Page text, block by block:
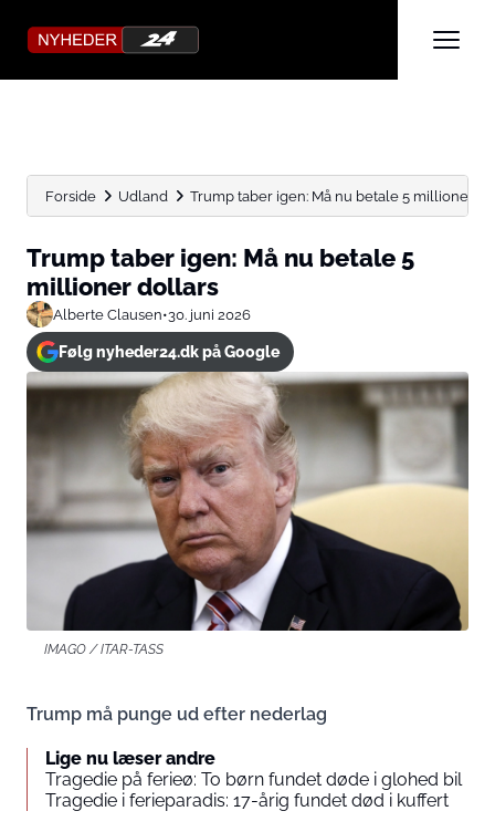
Forside Udland Trump taber igen: Må nu betale 5 millioner
Trump taber igen: Må nu betale 5
millioner dollars
Alberte Clausen•30. juni 2026
Følg nyheder24.dk på Google
IMAGO / ITAR-TASS
Trump må punge ud efter nederlag
Lige nu læser andre
Tragedie på ferieø: To børn fundet døde i glohed bil
Tragedie i ferieparadis: 17-årig fundet død i kuffert